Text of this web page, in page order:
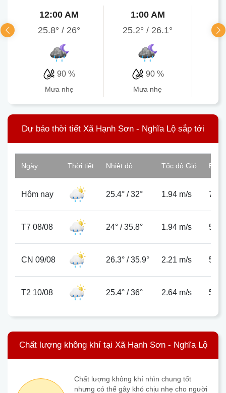
12:00 AM
25.8°/ 26°
90 %
mưa nhẹ
1:00 AM
25.2°/ 26.1°
90 %
mưa nhẹ
Dự báo thời tiết Xã Hạnh Sơn - Nghĩa Lộ sắp tới
Ngày Thời tiết Nhiệt độ Tốc độ Gió Độ
Hôm nay 25.4° /32° 1.94 m/s 78%
T7 08/08 24° /35.8° 1.94 m/s 54%
CN 09/08 26.3° /35.9° 2.21 m/s 52%
T2 10/08 25.4° /36° 2.64 m/s 58%
Chất lượng không khí tại Xã Hạnh Sơn - Nghĩa Lộ
Chất lượng không khí nhìn chung tốt
nhưng có thể gây khó chịu nhẹ cho người